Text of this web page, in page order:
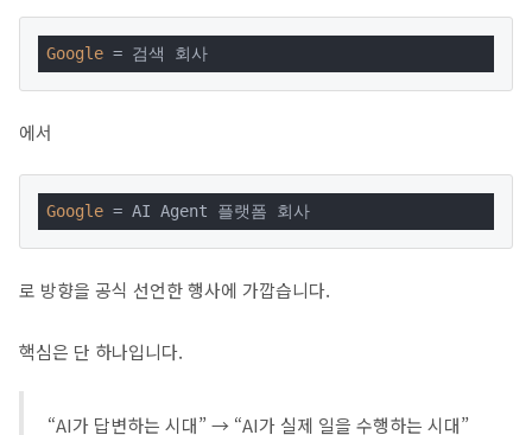
Google = 검색 회사
에서
Google = AI Agent 플랫폼 회사
로 방향을 공식 선언한 행사에 가깝습니다.
핵심은 단 하나입니다.
“AI가 답변하는 시대” → “AI가 실제 일을 수행하는 시대”